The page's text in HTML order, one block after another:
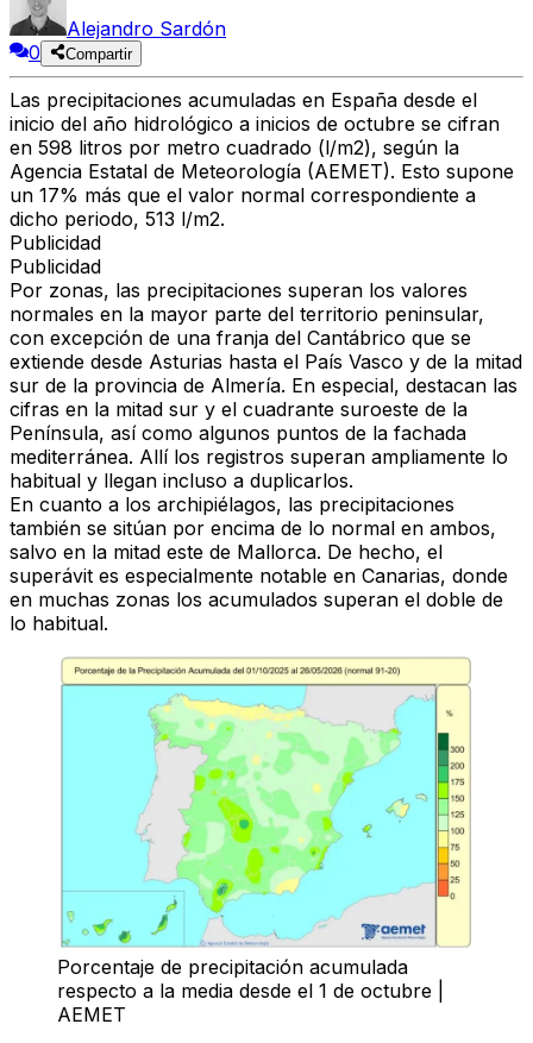
Alejandro Sardón
0
Compartir
Las precipitaciones acumuladas en España desde el
inicio del año hidrológico a inicios de octubre se cifran
en 598 litros por metro cuadrado (l/m2), según la
Agencia Estatal de Meteorología (AEMET). Esto supone
un 17% más que el valor normal correspondiente a
dicho periodo, 513 l/m2.
Publicidad
Publicidad
Por zonas, las precipitaciones superan los valores
normales en la mayor parte del territorio peninsular,
con excepción de una franja del Cantábrico que se
extiende desde Asturias hasta el País Vasco y de la mitad
sur de la provincia de Almería. En especial, destacan las
cifras en la mitad sur y el cuadrante suroeste de la
Península, así como algunos puntos de la fachada
mediterránea. Allí los registros superan ampliamente lo
habitual y llegan incluso a duplicarlos.
En cuanto a los archipiélagos, las precipitaciones
también se sitúan por encima de lo normal en ambos,
salvo en la mitad este de Mallorca. De hecho, el
superávit es especialmente notable en Canarias, donde
en muchas zonas los acumulados superan el doble de
lo habitual.
Porcentaje de precipitación acumulada
respecto a la media desde el 1 de octubre |
AEMET